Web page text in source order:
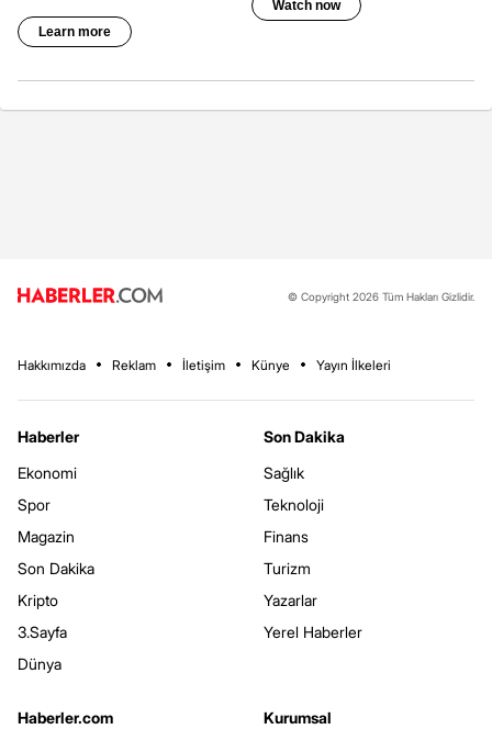
© Copyright 2026 Tüm Hakları Gizlidir.
Hakkımızda Reklam İletişim Künye Yayın İlkeleri
Haberler
Ekonomi
Spor
Magazin
Son Dakika
Kripto
3.Sayfa
Dünya
Son Dakika
Sağlık
Teknoloji
Finans
Turizm
Yazarlar
Yerel Haberler
Haberler.com
Kurumsal